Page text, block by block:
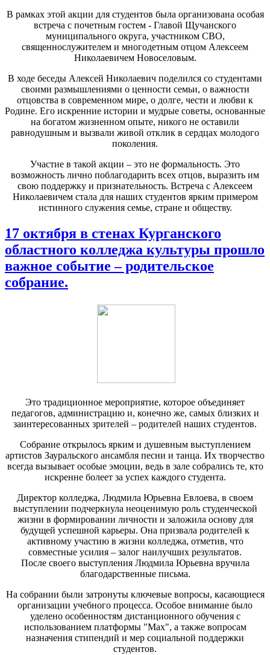
В рамках этой акции для студентов была организована особая
встреча с почетным гостем - Главой Щучанского
муниципального округа, участником СВО,
священнослужителем и многодетным отцом Алексеем
Николаевичем Новоселовым.
В ходе беседы Алексей Николаевич поделился со студентами
своими размышлениями о ценности семьи, о важности
отцовства в современном мире, о долге, чести и любви к
Родине. Его искренние истории и мудрые советы, основанные
на богатом жизненном опыте, никого не оставили
равнодушным и вызвали живой отклик в сердцах молодого
поколения.
Участие в такой акции – это не формальность. Это
возможность лично поблагодарить всех отцов, выразить им
свою поддержку и признательность. Встреча с Алексеем
Николаевичем стала для наших студентов ярким примером
истинного служения семье, стране и обществу.
17 октября в стенах Курганского
областного колледжа культуры прошло
важное событие – родительское
собрание.
Это традиционное мероприятие, которое объединяет
педагогов, администрацию и, конечно же, самых близких и
заинтересованных зрителей – родителей наших студентов.
Собрание открылось ярким и душевным выступлением
артистов Зауральского ансамбля песни и танца. Их творчество
всегда вызывает особые эмоции, ведь в зале собрались те, кто
искренне болеет за успех каждого студента.
Директор колледжа, Людмила Юрьевна Евлоева, в своем
выступлении подчеркнула неоценимую роль студенческой
жизни в формировании личности и заложила основу для
будущей успешной карьеры. Она призвала родителей к
активному участию в жизни колледжа, отметив, что
совместные усилия – залог наилучших результатов.
После своего выступления Людмила Юрьевна вручила
благодарственные письма.
На собрании были затронуты ключевые вопросы, касающиеся
организации учебного процесса. Особое внимание было
уделено особенностям дистанционного обучения с
использованием платформы "Мах", а также вопросам
назначения стипендий и мер социальной поддержки
студентов.